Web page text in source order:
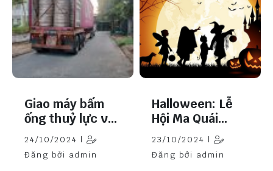
Giao máy bấm
ống thuỷ lực về
An Giang
24/10/2024 |
Đăng bởi admin
Halloween: Lễ
Hội Ma Quái
Được Yêu Thích
Trên Toàn Thế
Giới
23/10/2024 |
Đăng bởi admin